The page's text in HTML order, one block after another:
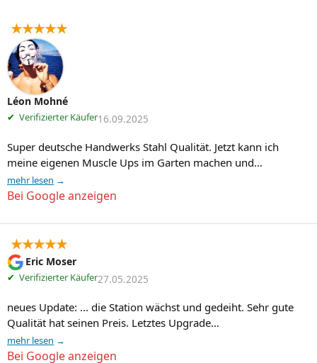
★★★★★
Léon Mohné
✔ Verifizierter Käufer16.09.2025
Super deutsche Handwerks Stahl Qualität. Jetzt kann ich
meine eigenen Muscle Ups im Garten machen und…
mehr lesen
Bei Google anzeigen
★★★★★
Eric Moser
✔ Verifizierter Käufer27.05.2025
neues Update: ... die Station wächst und gedeiht. Sehr gute
Qualität hat seinen Preis. Letztes Upgrade…
mehr lesen
Bei Google anzeigen